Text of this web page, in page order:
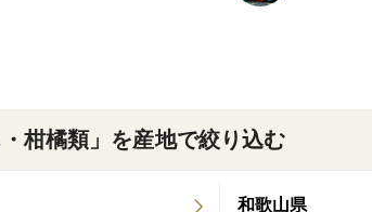
・柑橘類」を産地で絞り込む
和歌山県